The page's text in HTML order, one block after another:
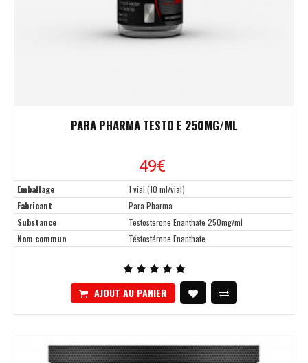
PARA PHARMA TESTO E 250MG/ML
49€
Emballage
1 vial (10 ml/vial)
Fabricant
Para Pharma
Substance
Testosterone Enanthate 250mg/ml
Nom commun
Téstostérone Enanthate
AJOUT AU PANIER